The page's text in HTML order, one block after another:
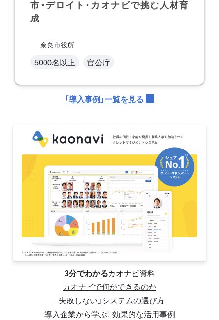
市・デロイト・カオナビで挑む人材育
成
奈良市役所
5000名以上 官公庁
「導入事例」一覧を見る
3分でわかるカオナビ資料
カオナビで何ができるのか
「失敗しない」システムの選び方
導入企業から学ぶ！ 効果的な活用事例